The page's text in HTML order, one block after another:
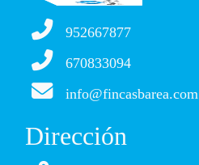
952667877
670833094
info@fincasbarea.com
Dirección